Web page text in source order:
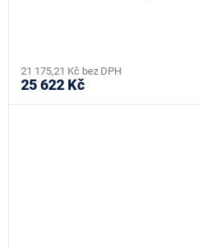
21 175,21 Kč bez DPH
25 622 Kč